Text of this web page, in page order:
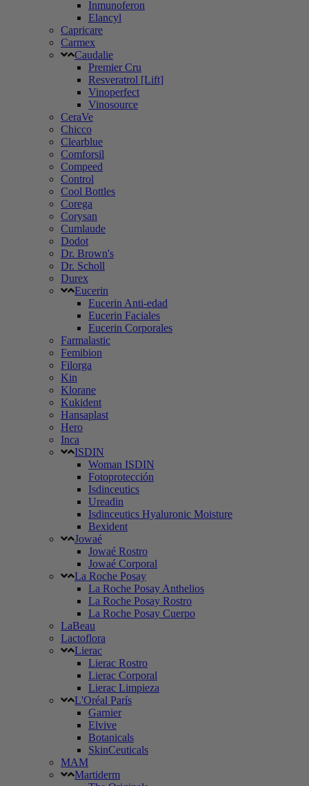
Inmunoferon
Elancyl
Capricare
Carmex
Caudalie
Premier Cru
Resveratrol [Lift]
Vinoperfect
Vinosource
CeraVe
Chicco
Clearblue
Comforsil
Compeed
Control
Cool Bottles
Corega
Corysan
Cumlaude
Dodot
Dr. Brown's
Dr. Scholl
Durex
Eucerin
Eucerin Anti-edad
Eucerin Faciales
Eucerin Corporales
Farmalastic
Femibion
Filorga
Kin
Klorane
Kukident
Hansaplast
Hero
Inca
ISDIN
Woman ISDIN
Fotoprotección
Isdinceutics
Ureadin
Isdinceutics Hyaluronic Moisture
Bexident
Jowaé
Jowaé Rostro
Jowaé Corporal
La Roche Posay
La Roche Posay Anthelios
La Roche Posay Rostro
La Roche Posay Cuerpo
LaBeau
Lactoflora
Lierac
Lierac Rostro
Lierac Corporal
Lierac Limpieza
L'Oréal París
Garnier
Elvive
Botanicals
SkinCeuticals
MAM
Martiderm